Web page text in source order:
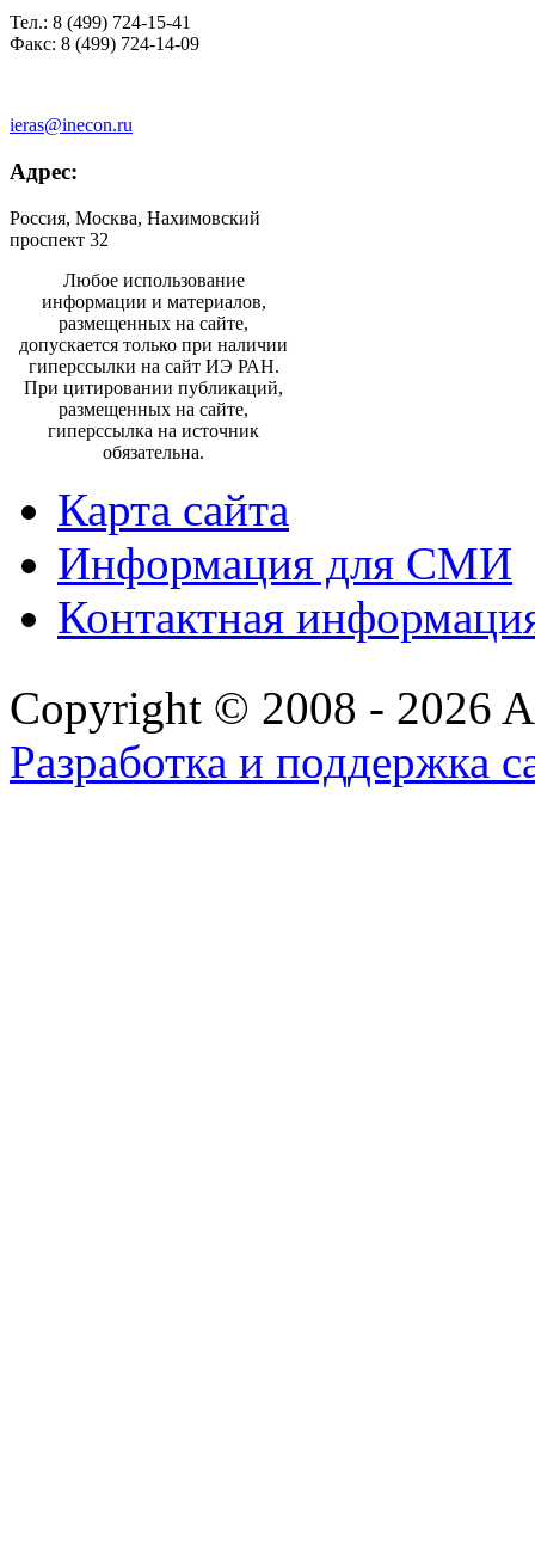
Тел.: 8 (499) 724-15-41
Факс: 8 (499) 724-14-09
ieras@inecon.ru
Адрес:
Россия, Москва, Нахимовский
проспект 32
Любое использование
информации и материалов,
размещенных на сайте,
допускается только при наличии
гиперссылки на сайт ИЭ РАН.
При цитировании публикаций,
размещенных на сайте,
гиперссылка на источник
обязательна.
Карта сайта
Информация для СМИ
Контактная
Copyright © 2008 - 2026
Разработка и поддержка